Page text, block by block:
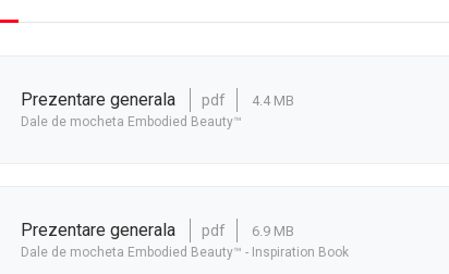
prezentare generala pdf 4.4 MB
Dale de mocheta Embodied Beauty™
prezentare generala pdf 6.9 MB
Dale de mocheta Embodied Beauty™ - Inspiration Book